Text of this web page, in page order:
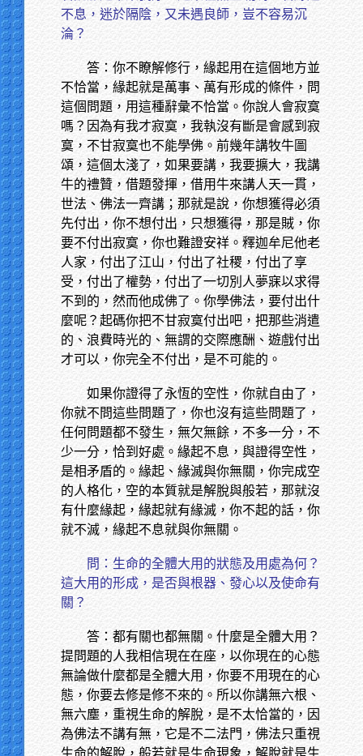
不息，迷於隔陰，又未遇良師，豈不容易沉
淪？
答：你不瞭解修行，緣起用在這個地方並
不恰當，緣起就是萬事、萬有形成的條件，問
這個問題，用這種辭彙不恰當。你說人會寂寞
嗎？因為有我才寂寞，我執沒有斷是會感到寂
寞，不甘寂寞也不能學佛。前幾年講牧牛圖
頌，這個太淺了，如果要講，我要擴大，我講
牛的禮贊，借題發揮，借用牛來講人天一貫，
世法、佛法一齊講；那就是說，你想獲得必須
先付出，你不想付出，只想獲得，那是賊，你
要不付出寂寞，你也難證安祥。釋迦牟尼他老
人家，付出了江山，付出了社稷，付出了享
受，付出了權勢，付出了一切別人夢寐以求得
不到的，然而他成佛了。你學佛法，要付出什
麼呢？起碼你把不甘寂寞付出吧，把那些消遣
的、浪費時光的、無謂的交際應酬、遊戲付出
才可以，你完全不付出，是不可能的。
如果你證得了永恆的空性，你就自由了，
你就不問這些問題了，你也沒有這些問題了，
任何問題都不發生，無欠無餘，不多一分，不
少一分，恰到好處。緣起不息，與證得空性，
是相矛盾的。緣起、緣滅與你無關，你完成空
的人格化，空的本質就是解脫與般若，那就沒
有什麼緣起，緣起就有緣滅，你不起的話，你
就不滅，緣起不息就與你無關。
問：生命的全體大用的狀態及用處為何？
這大用的形成，是否與根器、發心以及使命有
關？
答：都有關也都無關。什麼是全體大用？
提問題的人我相信現在在座，以你現在的心態
無論做什麼都是全體大用，你要不用現在的心
態，你要去修是修不來的。所以你講無六根、
無六塵，重視生命的解脫，是不太恰當的，因
為佛法不講有無，它是不二法門，佛法只重視
生命的解脫，般若就是生命現象，解脫就是生